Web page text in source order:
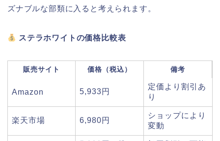
ズナブルな部類に入ると考えられます。
ステラホワイトの価格比較表
販売サイト 価格（税込） 備考
Amazon 5,933円
定価より割引あ
り
楽天市場 6,980円
ショップにより
変動